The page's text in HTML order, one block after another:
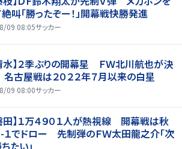
叫「勝ったぞー！」開幕戦快勝発進
09 08:05サッカー
清水】２季ぶりの開幕星 ＦＷ北川航也が決
古屋戦は２０２２年７月以来の白星
09 08:00サッカー
田】１万４９０１人が熱視線 開幕戦は秋
-１でドロー 先制弾のＦＷ太田龍之介「次
たい」